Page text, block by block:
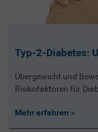
Typ-2-Diabetes:
Übergewicht und
Risikofaktoren für
Mehr erfahren